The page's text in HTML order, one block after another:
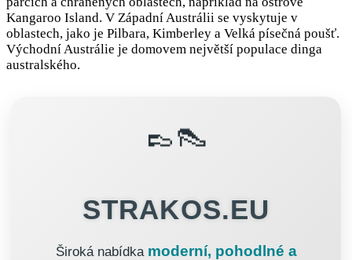
Kangaroo Island. V Západní Austrálii se vyskytuje v
oblastech, jako je Pilbara, Kimberley a Velká písečná poušť.
Východní Austrálie je domovem největší populace dinga
australského.
👞👠
STRAKOS.EU
Široká nabídka moderní, pohodlné a